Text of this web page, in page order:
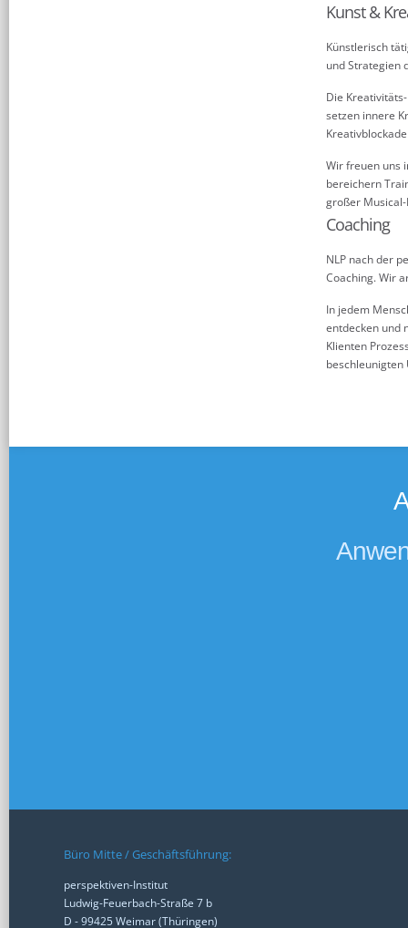
Kunst &
Künstlerisch
und Strategien
Die
setzen innere
Wir freuen uns
bereichern
großer
Coaching
NLP nach der
Coaching. Wir
In jedem
entdecken und
Klienten
beschleunigten
Büro Mitte / Geschäftsführung:
perspektiven-Institut
Ludwig-Feuerbach-Straße 7 b
D - 99425 Weimar (Thüringen)